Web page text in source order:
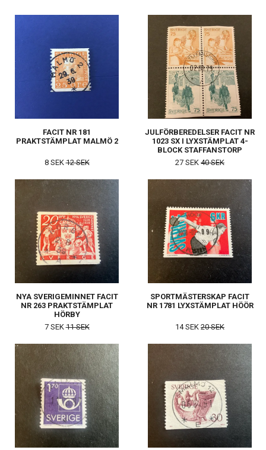
FACIT NR 181
PRAKTSTÄMPLAT MALMÖ 2
8 SEK12 SEK
JULFÖRBEREDELSER FACIT NR
1023 SX I LYXSTÄMPLAT 4-
BLOCK STAFFANSTORP
27 SEK 40 SEK
NYA SVERIGEMINNET FACIT
NR 263 PRAKTSTÄMPLAT
HÖRBY
7 SEK11 SEK
SPORTMÄSTERSKAP FACIT
NR 1781 LYXSTÄMPLAT HÖÖR
14 SEK 20 SEK